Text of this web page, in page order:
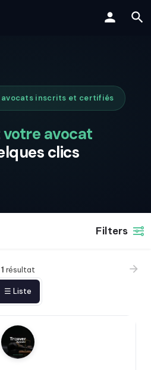
inscrits et certifiés
votre avocat
clics
Filters
1 résultat
☰ Liste